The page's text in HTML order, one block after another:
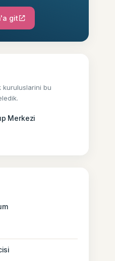
git
kuruluslarini bu
Merkezi